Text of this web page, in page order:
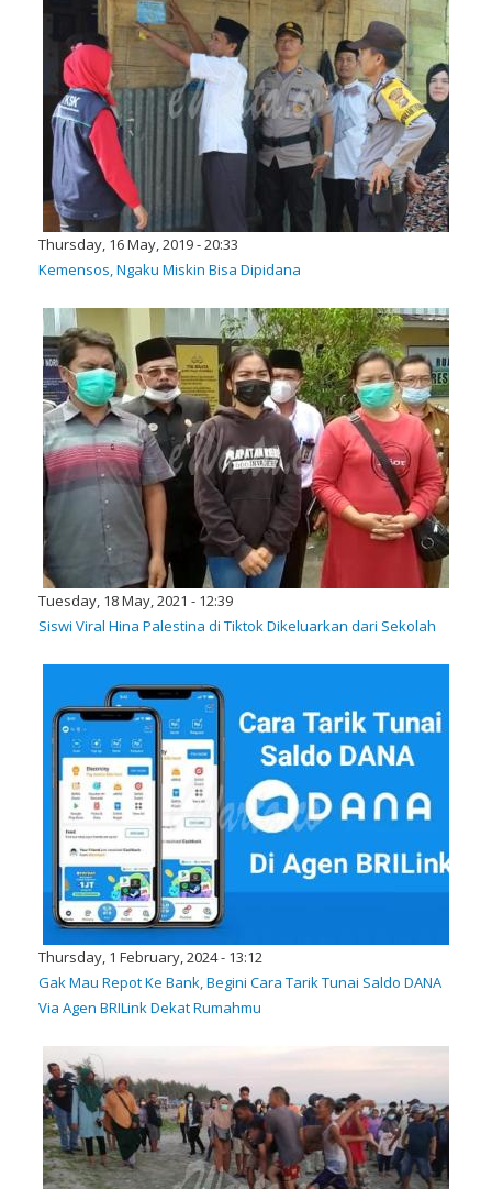
Thursday, 16 May, 2019 - 20:33
Kemensos, Ngaku Miskin Bisa Dipidana
Tuesday, 18 May, 2021 - 12:39
Siswi Viral Hina Palestina di Tiktok Dikeluarkan dari Sekolah
Thursday, 1 February, 2024 - 13:12
Gak Mau Repot Ke Bank, Begini Cara Tarik Tunai Saldo DANA
Via Agen BRILink Dekat Rumahmu